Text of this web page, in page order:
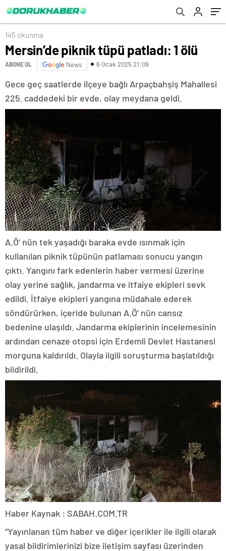
145 okunma
Mersin’de piknik tüpü patladı: 1 ölü
ABONE OL News 6 Ocak 2025 21:09
Gece geç saatlerde ilçeye bağlı Arpaçbahşiş Mahallesi
225. caddedeki bir evde, olay meydana geldi.
A.Ö’ nün tek yaşadığı baraka evde ısınmak için
kullanılan piknik tüpünün patlaması sonucu yangın
çıktı. Yangını fark edenlerin haber vermesi üzerine
olay yerine sağlık, jandarma ve itfaiye ekipleri sevk
edildi. İtfaiye ekipleri yangına müdahale ederek
söndürürken, içeride bulunan A.Ö’ nün cansız
bedenine ulaşıldı. Jandarma ekiplerinin incelemesinin
ardından cenaze otopsi için Erdemli Devlet Hastanesi
morguna kaldırıldı. Olayla ilgili soruşturma başlatıldığı
bildirildi.
Haber Kaynak : SABAH.COM.TR
“Yayınlanan tüm haber ve diğer içerikler ile ilgili olarak
yasal bildirimlerinizi bize iletişim sayfası üzerinden